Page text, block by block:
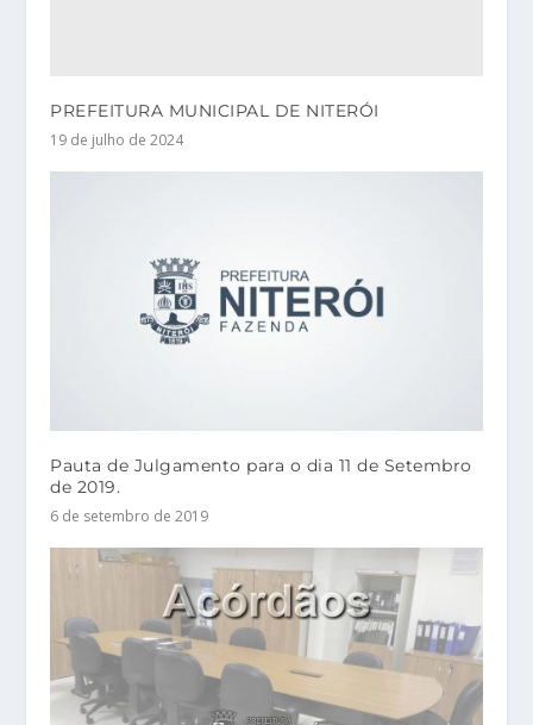
PREFEITURA MUNICIPAL DE NITERÓI
19 de julho de 2024
Pauta de Julgamento para o dia 11 de Setembro
de 2019.
6 de setembro de 2019